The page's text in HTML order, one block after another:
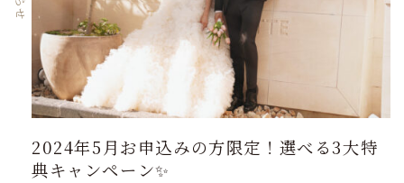
2024年5月お申込みの方限定！選べる3大特
典キャンペーン✨